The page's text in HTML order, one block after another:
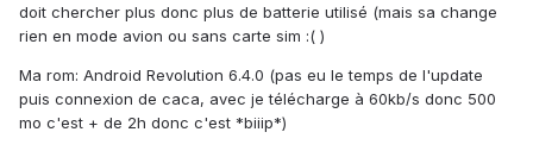
doit chercher plus donc plus de batterie utilisé (mais sa change
rien en mode avion ou sans carte sim :( )
Ma rom: Android Revolution 6.4.0 (pas eu le temps de l'update
puis connexion de caca, avec je télécharge à 60kb/s donc 500
mo c'est + de 2h donc c'est *biiip*)